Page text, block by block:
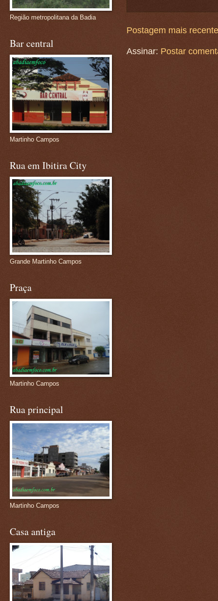
Postagem mais recente
Assinar: Postar
Região metropolitana da Badia
Bar central
Martinho Campos
Rua em Ibitira City
Grande Martinho Campos
Praça
Martinho Campos
Rua principal
Martinho Campos
Casa antiga